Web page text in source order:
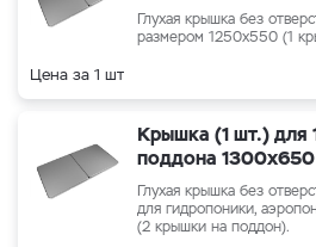
Глухая крышка без
размером 1250x550 (1
Цена за 1 шт
Крышка (1 шт.) для
поддона 1300x650
Глухая крышка без
для гидропоники,
(2 крышки на поддон).